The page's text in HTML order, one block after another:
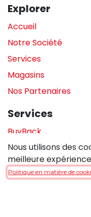
Explorer
Accueil
Notre Société
Services
Magasins
Nos Partenaires
Services
BuyBack
Assistance en
Réparations
Politique de
Nous utilisons des
meilleure
Politique en matière de